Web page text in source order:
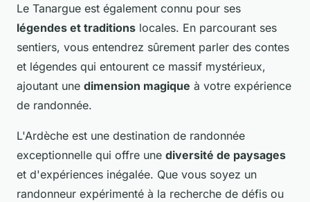
Le Tanargue est également connu pour ses
légendes et traditions locales. En parcourant ses
sentiers, vous entendrez sûrement parler des contes
et légendes qui entourent ce massif mystérieux,
ajoutant une dimension magique à votre expérience
de randonnée.
L'Ardèche est une destination de randonnée
exceptionnelle qui offre une diversité de paysages
et d'expériences inégalée. Que vous soyez un
randonneur expérimenté à la recherche de défis ou